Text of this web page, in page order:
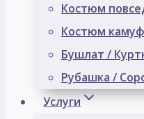
Костюм
Костюм
Бушлат /
Рубашка /
Услуги